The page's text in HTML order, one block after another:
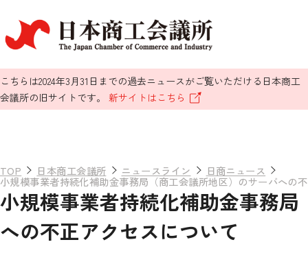
こちらは2024年3月31日までの過去ニュースがご覧いただける日本商工
会議所の旧サイトです。 新サイトはこちら
TOP 日本商工会議所 ニュースライン 日商ニュース
小規模事業者持続化補助金事務局（商工会議所地区）のサーバへの
小規模事業者持続化補助金事務
への不正アクセスについて